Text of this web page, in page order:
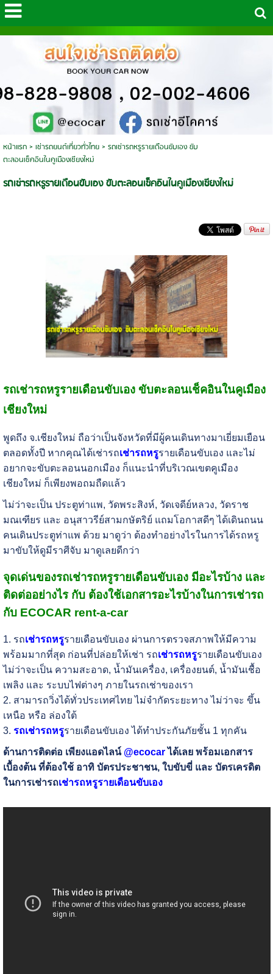
หน้าแรก> เช่ารถยนต์เที่ยวทั่วไทย> รถเช่ารถหรูรายเดือนขับเอง ขับ
ตะลอนเช็คอินในคูเมืองเชียงใหม่
รถเช่ารถหรูรายเดือนขับเอง ขับตะลอนเช็คอินในคูเมืองเชียงใหม่
รถเช่ารถหรูรายเดือนขับเอง ขับตะลอนเช็คอินในคูเมือง
เชียงใหม่
พูดถึง จ.เชียงใหม่ ถือว่าเป็นจังหวัดที่มีผู้คนเดินทางมาเยี่ยมเยือน
ตลอดทั้งปี หากคุณได้เช่ารถเช่ารถหรูรายเดือนขับเอง และไม่
อยากจะขับตะลอนนอกเมือง ก็แนะนำที่บริเวณเขตคูเมือง
เชียงใหม่ ก็เพียงพอถมถืดแล้ว
ไม่ว่าจะเป็น ประตูท่าแพ, วัดพระสิงห์, วัดเจดีย์หลวง, วัดราช
มณเฑียร และ อนุสาวรีย์สามกษัตริย์ แถมโอกาสดีๆ ได้เดินถนน
คนเดินประตูท่าแพ ด้วย มาดูว่า ต้องทำอย่างไรในการได้รถหรู
มาขับให้ดูมีราศีจับ มาดูเลยดีกว่า
จุดเด่นของรถเช่ารถหรูรายเดือนขับเอง มีอะไรบ้าง และ
ติดต่ออย่างไร กับ ต้องใช้เอกสารอะไรบ้างในการเช่ารถ
กับ ECOCAR rent-a-car
1. รถเช่ารถหรูรายเดือนขับเอง ผ่านการตรวจสภาพให้มีความ
พร้อมมากที่สุด ก่อนที่ปล่อยให้เช่า รถเช่ารถหรูรายเดือนขับเอง
ไม่ว่าจะเป็น ความสะอาด, น้ำมันเครื่อง, เครื่องยนต์, น้ำมันเชื้อ
เพลิง และ ระบบไฟต่างๆ ภายในรถเช่าของเรา
2. สามารถวิ่งได้ทั่วประเทศไทย ไม่จำกัดระยะทาง ไม่ว่าจะ ขึ้น
เหนือ หรือ ล่องใต้
3. รถเช่ารถหรูรายเดือนขับเอง ได้ทำประกันภัยชั้น 1 ทุกคัน
ด้านการติดต่อ เพียงแอดไลน์ @ecocarได้เลย พร้อมเอกสาร
เบื้องต้น ที่ต้องใช้ อาทิ บัตรประชาชน, ใบขับขี่ และ บัตรเครดิต
ในการเช่ารถเช่ารถหรูรายเดือนขับเอง